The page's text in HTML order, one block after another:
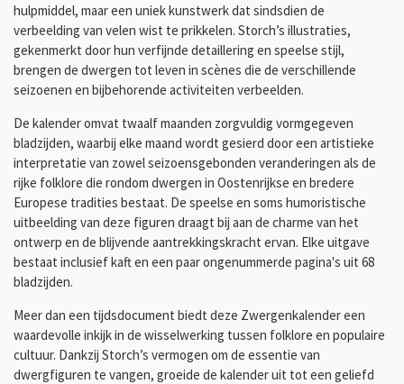
hulpmiddel, maar een uniek kunstwerk dat sindsdien de
verbeelding van velen wist te prikkelen. Storch’s illustraties,
gekenmerkt door hun verfijnde detaillering en speelse stijl,
brengen de dwergen tot leven in scènes die de verschillende
seizoenen en bijbehorende activiteiten verbeelden.
De kalender omvat twaalf maanden zorgvuldig vormgegeven
bladzijden, waarbij elke maand wordt gesierd door een artistieke
interpretatie van zowel seizoensgebonden veranderingen als de
rijke folklore die rondom dwergen in Oostenrijkse en bredere
Europese tradities bestaat. De speelse en soms humoristische
uitbeelding van deze figuren draagt bij aan de charme van het
ontwerp en de blijvende aantrekkingskracht ervan. Elke uitgave
bestaat inclusief kaft en een paar ongenummerde pagina's uit 68
bladzijden.
Meer dan een tijdsdocument biedt deze Zwergenkalender een
waardevolle inkijk in de wisselwerking tussen folklore en populaire
cultuur. Dankzij Storch’s vermogen om de essentie van
dwergfiguren te vangen, groeide de kalender uit tot een geliefd